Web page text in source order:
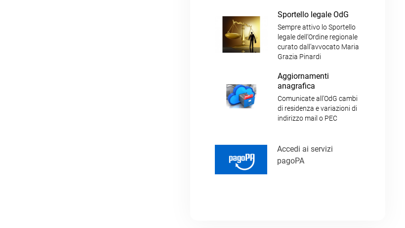
Sportello legale OdG
Sempre attivo lo Sportello
legale dell’Ordine regionale
curato dall’avvocato Maria
Grazia Pinardi
Aggiornamenti
anagrafica
Comunicate all’OdG cambi
di residenza e variazioni di
indirizzo mail o PEC
Accedi ai servizi
pagoPA